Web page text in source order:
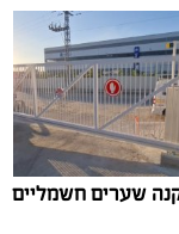
שערים חשמליים